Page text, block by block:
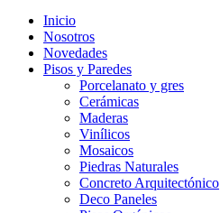
Inicio
Nosotros
Novedades
Pisos y Paredes
Porcelanato y gres
Cerámicas
Maderas
Vinílicos
Mosaicos
Piedras Naturales
Concreto Arquitectónico
Deco Paneles